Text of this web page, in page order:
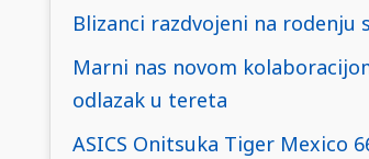
Blizanci razdvojeni na rodenju
Marni nas novom
odlazak u tereta
ASICS Onitsuka Tiger Mexico